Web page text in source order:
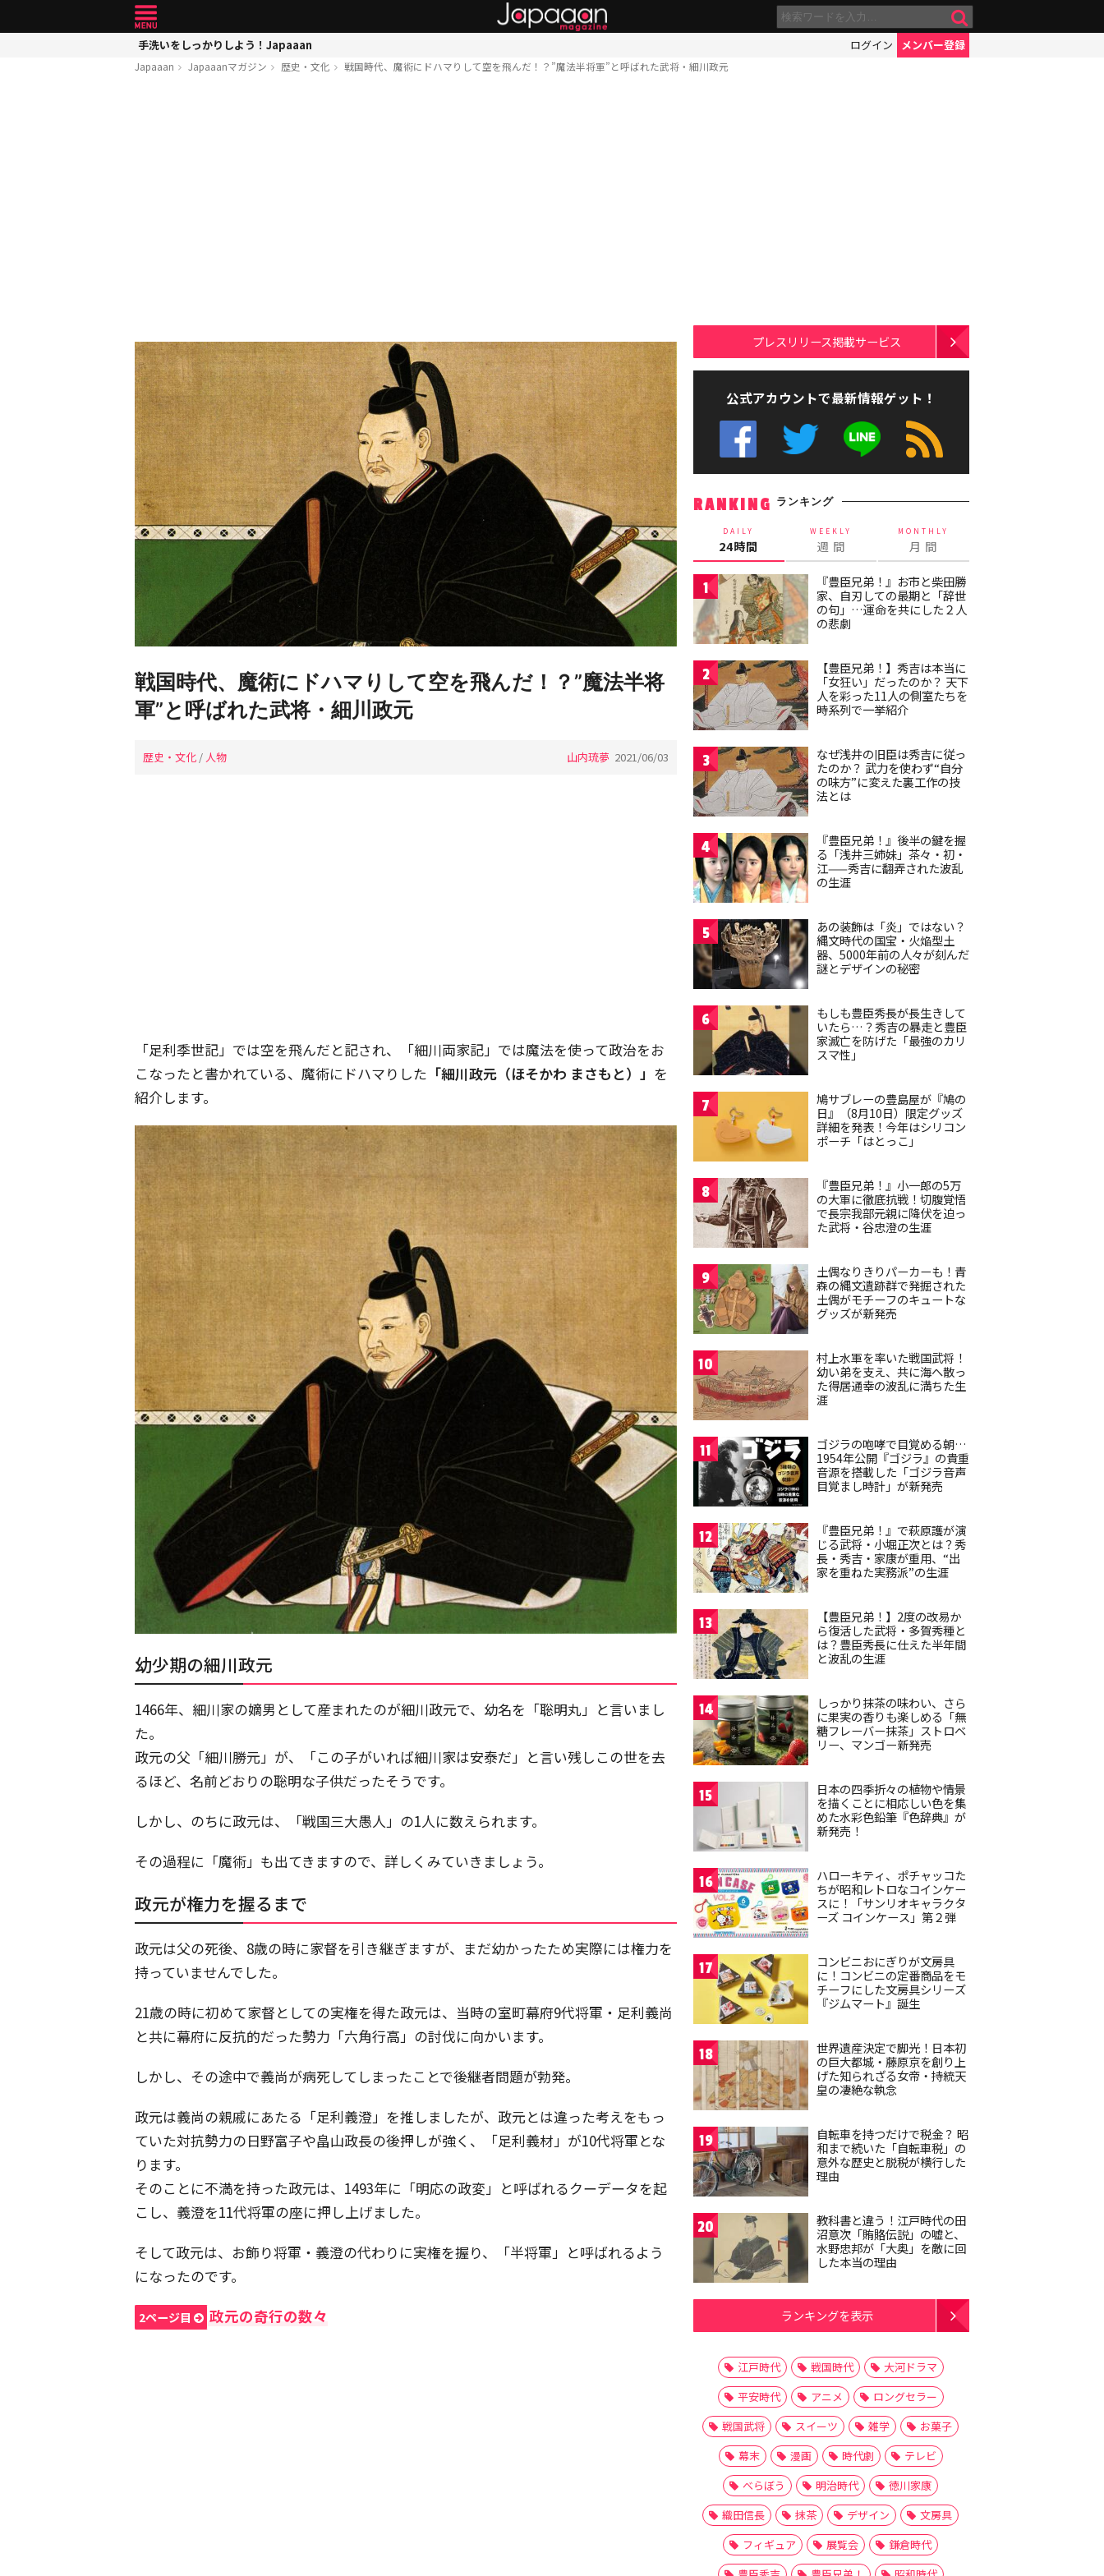
手洗いをしっかりしよう！Japaaan ログイン メンバー登録
Japaaan Japaaanマガジン 歴史・文化 戦国時代、魔術にドハマりして空を飛んだ！？”魔法半将軍”と呼ばれた武将・細川政元
戦国時代、魔術にドハマりして空を飛んだ！？”魔法半将
軍”と呼ばれた武将・細川政元
歴史・文化 / 人物 山内琉夢 2021/06/03
「足利季世記」では空を飛んだと記され、「細川両家記」では魔法を使って政治をお
こなったと書かれている、魔術にドハマりした 「細川政元（ほそかわ まさもと）」 を
紹介します。
幼少期の細川政元
1466年、細川家の嫡男として産まれたのが細川政元で、幼名を「聡明丸」と言いまし
た。
政元の父「細川勝元」が、「この子がいれば細川家は安泰だ」と言い残しこの世を去
るほど、名前どおりの聡明な子供だったそうです。
しかし、のちに政元は、「戦国三大愚人」の1人に数えられます。
その過程に「魔術」も出てきますので、詳しくみていきましょう。
政元が権力を握るまで
政元は父の死後、8歳の時に家督を引き継ぎますが、まだ幼かったため実際には権力を
持っていませんでした。
21歳の時に初めて家督としての実権を得た政元は、当時の室町幕府9代将軍・足利義尚
と共に幕府に反抗的だった勢力「六角行高」の討伐に向かいます。
しかし、その途中で義尚が病死してしまったことで後継者問題が勃発。
政元は義尚の親戚にあたる「足利義澄」を推しましたが、政元とは違った考えをもっ
ていた対抗勢力の日野富子や畠山政長の後押しが強く、「足利義材」が10代将軍とな
ります。
そのことに不満を持った政元は、1493年に「明応の政変」と呼ばれるクーデータを起
こし、義澄を11代将軍の座に押し上げました。
そして政元は、お飾り将軍・義澄の代わりに実権を握り、「半将軍」と呼ばれるよう
になったのです。
2ページ目 政元の奇行の数々
プレスリリース掲載サービス
公式アカウントで最新情報ゲット！
RANKING ランキング
DAILY
24時間
WEEKLY
週 間
MONTHLY
月 間
1
『豊臣兄弟！』お市と柴田勝
家、自刃しての最期と「辞世
の句」…運命を共にした２人
の悲劇
2
【豊臣兄弟！】秀吉は本当に
「女狂い」だったのか？ 天下
人を彩った11人の側室たちを
時系列で一挙紹介
3
なぜ浅井の旧臣は秀吉に従っ
たのか？ 武力を使わず“自分
の味方”に変えた裏工作の技
法とは
4
『豊臣兄弟！』後半の鍵を握
る「浅井三姉妹」茶々・初・
江——秀吉に翻弄された波乱
の生涯
5
あの装飾は「炎」ではない？
縄文時代の国宝・火焔型土
器、5000年前の人々が刻んだ
謎とデザインの秘密
6
もしも豊臣秀長が長生きして
いたら…？秀吉の暴走と豊臣
家滅亡を防げた「最強のカリ
スマ性」
7
鳩サブレーの豊島屋が『鳩の
日』（8月10日）限定グッズ
詳細を発表！今年はシリコン
ポーチ「はとっこ」
8
『豊臣兄弟！』小一郎の5万
の大軍に徹底抗戦！切腹覚悟
で長宗我部元親に降伏を迫っ
た武将・谷忠澄の生涯
9
土偶なりきりパーカーも！青
森の縄文遺跡群で発掘された
土偶がモチーフのキュートな
グッズが新発売
10
村上水軍を率いた戦国武将！
幼い弟を支え、共に海へ散っ
た得居通幸の波乱に満ちた生
涯
11
ゴジラの咆哮で目覚める朝…
1954年公開『ゴジラ』の貴重
音源を搭載した「ゴジラ音声
目覚まし時計」が新発売
12
『豊臣兄弟！』で萩原護が演
じる武将・小堀正次とは？秀
長・秀吉・家康が重用、“出
家を重ねた実務派”の生涯
13
【豊臣兄弟！】2度の改易か
ら復活した武将・多賀秀種と
は？豊臣秀長に仕えた半年間
と波乱の生涯
14
しっかり抹茶の味わい、さら
に果実の香りも楽しめる「無
糖フレーバー抹茶」ストロベ
リー、マンゴー新発売
15
日本の四季折々の植物や情景
を描くことに相応しい色を集
めた水彩色鉛筆『色辞典』が
新発売！
16
ハローキティ、ポチャッコた
ちが昭和レトロなコインケー
スに！「サンリオキャラクタ
ーズ コインケース」第２弾
17
コンビニおにぎりが文房具
に！コンビニの定番商品をモ
チーフにした文房具シリーズ
『ジムマート』誕生
18
世界遺産決定で脚光！日本初
の巨大都城・藤原京を創り上
げた知られざる女帝・持統天
皇の凄絶な執念
19
自転車を持つだけで税金？ 昭
和まで続いた「自転車税」の
意外な歴史と脱税が横行した
理由
20
教科書と違う！江戸時代の田
沼意次「賄賂伝説」の嘘と、
水野忠邦が「大奥」を敵に回
した本当の理由
ランキングを表示
江戸時代 戦国時代
大河ドラマ
平安時代
アニメ
ロングセラー
戦国武将
スイーツ 雑学
お菓子
幕末
漫画 時代劇
テレビ
べらぼう
明治時代
徳川家康
織田信長
抹茶 デザイン
文房具
フィギュア
展覧会
鎌倉時代